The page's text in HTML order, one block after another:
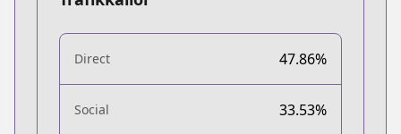
Direct 47.86%
Social 33.53%